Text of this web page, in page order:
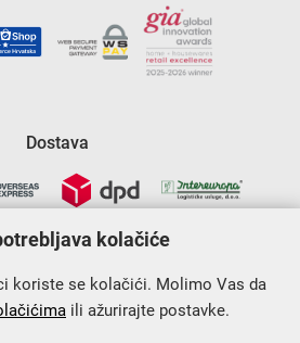
Dostava
instrumenta sufinanciranog iz
kolačiće
koriste se kolačići. Molimo Vas da
ili ažurirajte postavke.